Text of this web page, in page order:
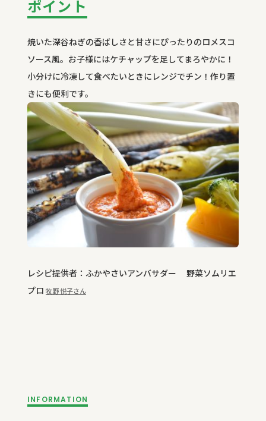
ポイント
焼いた深谷ねぎの香ばしさと甘さにぴったりのロメスコ
ソース風。お子様にはケチャップを足してまろやかに！
小分けに冷凍して食べたいときにレンジでチン！作り置
きにも便利です。
レシピ提供者：ふかやさいアンバサダー 野菜ソムリエ
プロ 牧野 悦子さん
INFORMATION